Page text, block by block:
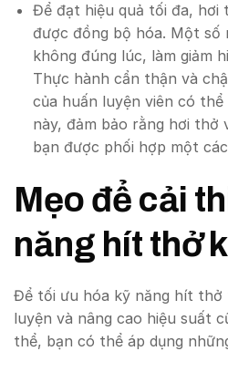
Để đạt hiệu quả tối đa, hơi
được đồng bộ hóa. Một
không đúng lúc, làm giảm
Thực hành cẩn thận và
của huấn luyện viên có
này, đảm bảo rằng hơi thở
bạn được phối hợp một
Mẹo để cải
năng hít thở
Để tối ưu hóa kỹ năng hít
luyện và nâng cao hiệu suất
thể, bạn có thể áp dụng